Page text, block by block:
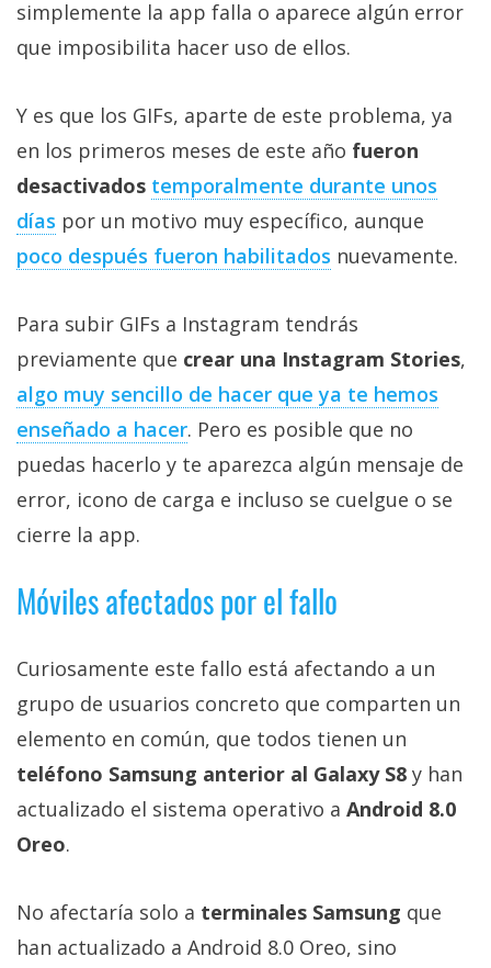
opciones
de
Aviso
Legal
El medio de
comunicación
digital donde
noticias sobre
móviles,
ordenadores,
apps,
informática,
videojuegos,
comparativas,
tutoriales.
(CC) 2006-
2026.Algunos
reservados
simplemente la app falla o aparece algún error
que imposibilita hacer uso de ellos.
Y es que los GIFs, aparte de este problema, ya
en los primeros meses de este año fueron
desactivados temporalmente durante unos
días por un motivo muy específico, aunque
poco después fueron habilitados nuevamente.
Para subir GIFs a Instagram tendrás
previamente que crear una Instagram Stories,
algo muy sencillo de hacer que ya te hemos
enseñado a hacer. Pero es posible que no
puedas hacerlo y te aparezca algún mensaje de
error, icono de carga e incluso se cuelgue o se
cierre la app.
Móviles afectados por el fallo
Curiosamente este fallo está afectando a un
grupo de usuarios concreto que comparten un
elemento en común, que todos tienen un
teléfono Samsung anterior al Galaxy S8 y han
actualizado el sistema operativo a Android 8.0
Oreo.
No afectaría solo a terminales Samsung que
han actualizado a Android 8.0 Oreo, sino